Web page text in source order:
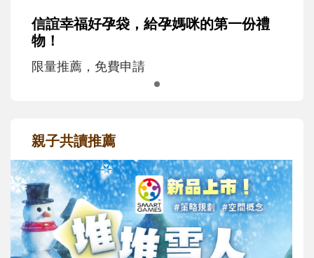
信誼幸福好孕袋，給孕媽咪的第一份禮
物！
限量推薦，免費申請
親子共讀推薦